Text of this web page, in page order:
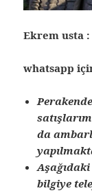
Ekrem usta
whatsapp
da
bilgiye